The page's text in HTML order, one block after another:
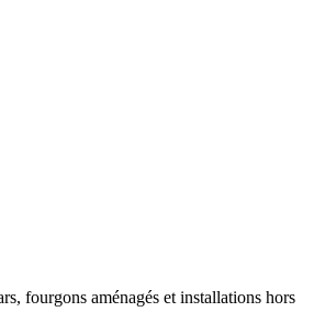
fourgons aménagés et installations hors